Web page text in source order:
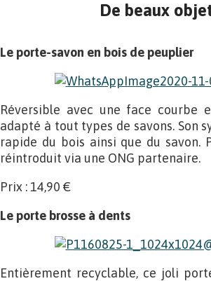
De beaux
Le porte-savon en bois de peuplier
Réversible avec une face courbe
adapté à tout types de savons. Son
rapide du bois ainsi que du savon.
réintroduit via une ONG partenaire.
Prix : 14,90 €
Le porte brosse à dents
Entièrement recyclable, ce joli